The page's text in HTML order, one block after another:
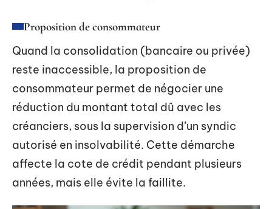
Proposition de consommateur
Quand la consolidation (bancaire ou privée)
reste inaccessible, la proposition de
consommateur permet de négocier une
réduction du montant total dû avec les
créanciers, sous la supervision d’un syndic
autorisé en insolvabilité. Cette démarche
affecte la cote de crédit pendant plusieurs
années, mais elle évite la faillite.